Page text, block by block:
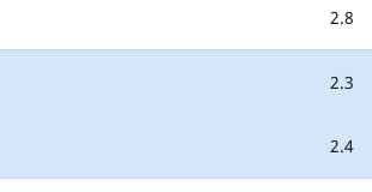
2.8
2.3
2.4